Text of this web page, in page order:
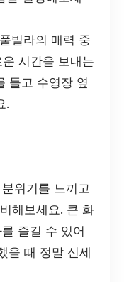
풀빌라의 매력 중
시간을 보내는
들고 수영장 옆
.
위기를 느끼고
해보세요. 큰 화
즐길 수 있어
을 때 정말 신세